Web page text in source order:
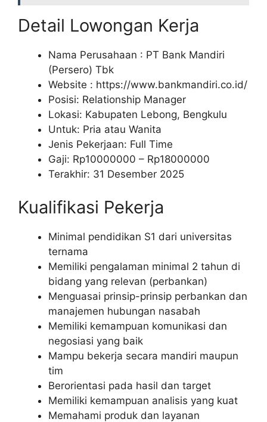
Detail Lowongan Kerja
Nama Perusahaan : PT Bank Mandiri
(Persero) Tbk
Website : https://www.bankmandiri.co.id/
Posisi: Relationship Manager
Lokasi: Kabupaten Lebong, Bengkulu
Untuk: Pria atau Wanita
Jenis Pekerjaan: Full Time
Gaji: Rp10000000 – Rp18000000
Terakhir: 31 Desember 2025
Kualifikasi Pekerja
Minimal pendidikan S1 dari universitas
ternama
Memiliki pengalaman minimal 2 tahun di
bidang yang relevan (perbankan)
Menguasai prinsip-prinsip perbankan dan
manajemen hubungan nasabah
Memiliki kemampuan komunikasi dan
negosiasi yang baik
Mampu bekerja secara mandiri maupun
tim
Berorientasi pada hasil dan target
Memiliki kemampuan analisis yang kuat
Memahami produk dan layanan